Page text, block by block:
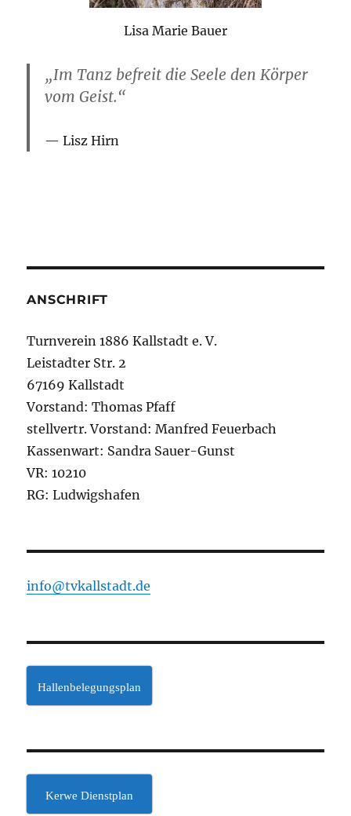
Lisa Marie Bauer
„Im Tanz befreit die Seele den Körper
vom Geist.“
Lisz Hirn
ANSCHRIFT
Turnverein 1886 Kallstadt e. V.
Leistadter Str. 2
67169 Kallstadt
Vorstand: Thomas Pfaff
stellvertr. Vorstand: Manfred Feuerbach
Kassenwart: Sandra Sauer-Gunst
VR: 10210
RG: Ludwigshafen
info@tvkallstadt.de
Hallenbelegungsplan
Kerwe Dienstplan